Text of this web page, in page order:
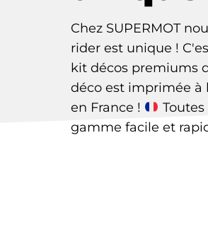
Chez SUPERMOT
rider est unique !
kit décos premiums
déco est imprimée
en France !
gamme facile et